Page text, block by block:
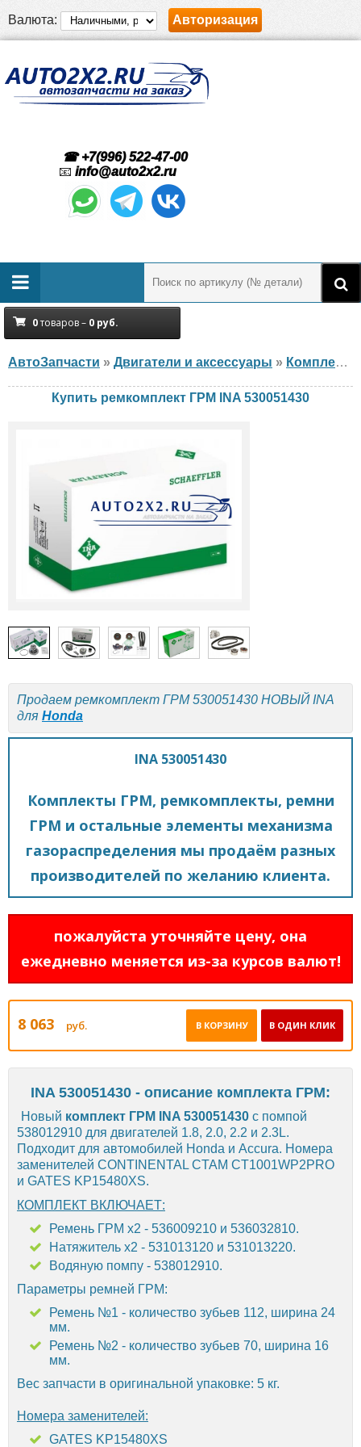
Валюта: Авторизация
☎ +7(996) 522-47-00
📧 info@auto2x2.ru
0товаров – 0 руб.
АвтоЗапчасти » Двигатели и аксессуары » Комплект ГРМ
Купить ремкомплект ГРМ INA 530051430
Продаем ремкомплект ГРМ 530051430 НОВЫЙ INA
для Honda
INA 530051430
Комплекты ГРМ, ремкомплекты, ремни
ГРМ и остальные элементы механизма
газораспределения мы продаём разных
производителей по желанию клиента.
пожалуйста уточняйте цену, она
ежедневно меняется из-за курсов валют!
8 063 руб. В ОДИН КЛИК
В КОРЗИНУ
INA 530051430 - описание комплекта ГРМ:
Новый комплект ГРМ INA 530051430 с помпой
538012910 для двигателей 1.8, 2.0, 2.2 и 2.3L.
Подходит для автомобилей Honda и Accura. Номера
заменителей CONTINENTAL CTAM CT1001WP2PRO
и GATES KP15480XS.
КОМПЛЕКТ ВКЛЮЧАЕТ:
Ремень ГРМ х2 - 536009210 и 536032810.
Натяжитель х2 - 531013120 и 531013220.
Водяную помпу - 538012910.
Параметры ремней ГРМ:
Ремень №1 - количество зубьев 112, ширина 24
мм.
Ремень №2 - количество зубьев 70, ширина 16
мм.
Вес запчасти в оригинальной упаковке: 5 кг.
Номера заменителей:
GATES KP15480XS